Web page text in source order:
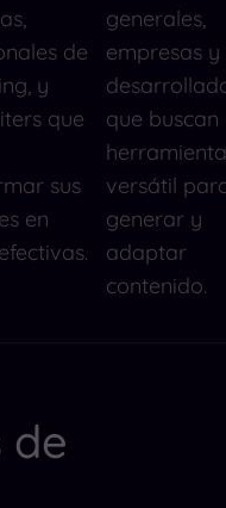
de
y
que
sus
en
generales,
empresas y
que buscan
herramienta
versátil
generar y
adaptar
contenido.
de